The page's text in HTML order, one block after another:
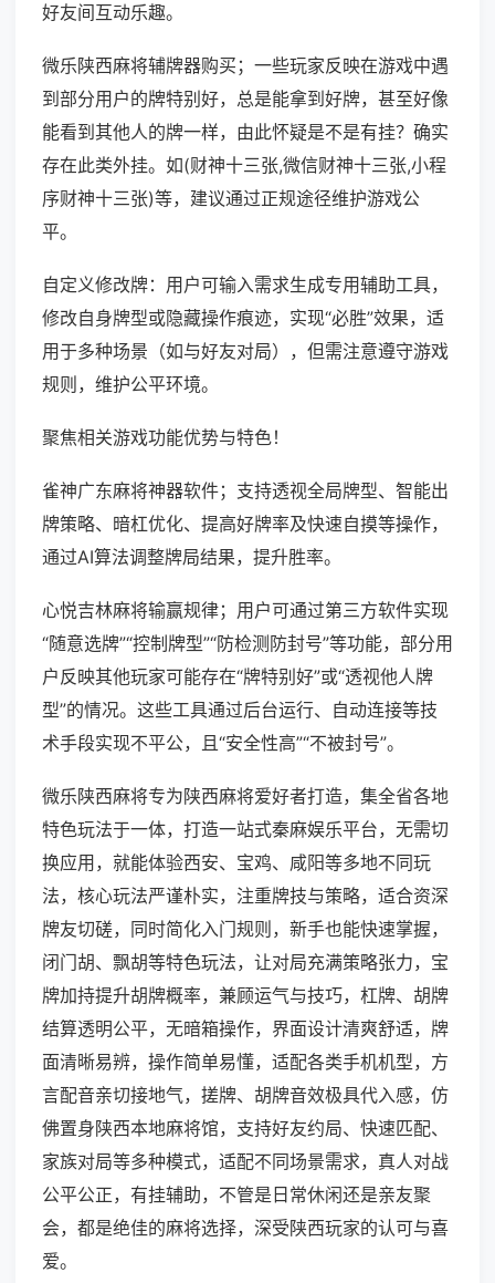
好友间互动乐趣。
微乐陕西麻将辅牌器购买；一些玩家反映在游戏中遇
到部分用户的牌特别好，总是能拿到好牌，甚至好像
能看到其他人的牌一样，由此怀疑是不是有挂？确实
存在此类外挂。如(财神十三张,微信财神十三张,小程
序财神十三张)等，建议通过正规途径维护游戏公
平。
自定义修改牌：用户可输入需求生成专用辅助工具，
修改自身牌型或隐藏操作痕迹，实现“必胜”效果，适
用于多种场景（如与好友对局），但需注意遵守游戏
规则，维护公平环境。
聚焦相关游戏功能优势与特色！
雀神广东麻将神器软件；支持透视全局牌型、智能出
牌策略、暗杠优化、提高好牌率及快速自摸等操作，
通过AI算法调整牌局结果，提升胜率。
心悦吉林麻将输赢规律；用户可通过第三方软件实现
“随意选牌”“控制牌型”“防检测防封号”等功能，部分用
户反映其他玩家可能存在“牌特别好”或“透视他人牌
型”的情况。这些工具通过后台运行、自动连接等技
术手段实现不平公，且“安全性高”“不被封号”。
微乐陕西麻将专为陕西麻将爱好者打造，集全省各地
特色玩法于一体，打造一站式秦麻娱乐平台，无需切
换应用，就能体验西安、宝鸡、咸阳等多地不同玩
法，核心玩法严谨朴实，注重牌技与策略，适合资深
牌友切磋，同时简化入门规则，新手也能快速掌握，
闭门胡、飘胡等特色玩法，让对局充满策略张力，宝
牌加持提升胡牌概率，兼顾运气与技巧，杠牌、胡牌
结算透明公平，无暗箱操作，界面设计清爽舒适，牌
面清晰易辨，操作简单易懂，适配各类手机机型，方
言配音亲切接地气，搓牌、胡牌音效极具代入感，仿
佛置身陕西本地麻将馆，支持好友约局、快速匹配、
家族对局等多种模式，适配不同场景需求，真人对战
公平公正，有挂辅助，不管是日常休闲还是亲友聚
会，都是绝佳的麻将选择，深受陕西玩家的认可与喜
爱。